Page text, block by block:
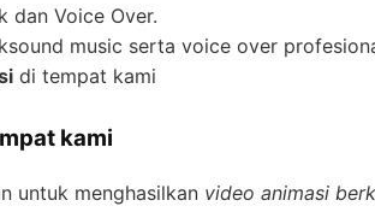
dan Voice Over.
music serta voice over
di tempat kami
kami
untuk menghasilkan video animasi